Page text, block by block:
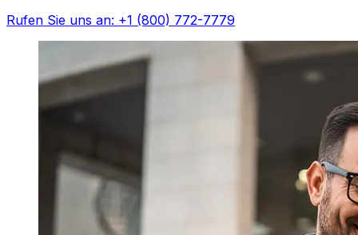
Rufen Sie uns an: +1 (800) 772-7779